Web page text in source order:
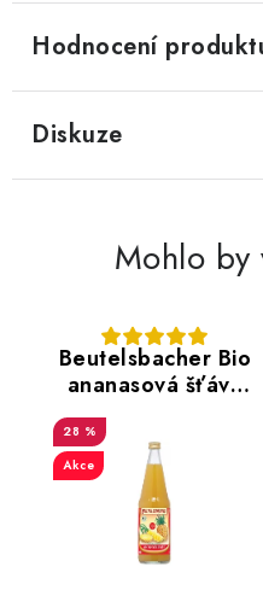
Hodnocení
Diskuze
Mohlo by
Beutelsbacher Bio
ananasová šťáva
100% 0,7 l
28 %
Akce